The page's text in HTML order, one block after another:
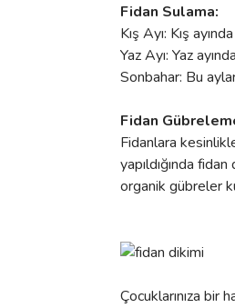
Fidan Sulama:
Kış Ayı: Kış
Yaz Ayı: Yaz
Sonbahar: Bu
Fidan
Fidanlara
yapıldığında
organik gübreler
Çocuklarınıza bir